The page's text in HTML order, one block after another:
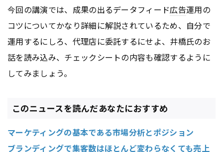
今回の講演では、成果の出るデータフィード広告運用の
コツについてかなり詳細に解説されているため、自分で
運用するにしろ、代理店に委託するにせよ、井橋氏のお
話を読み込み、チェックシートの内容も確認するように
してみましょう。
このニュースを読んだあなたにおすすめ
マーケティングの基本である市場分析とポジション
ブランディングで集客数はほとんど変わらなくても売上